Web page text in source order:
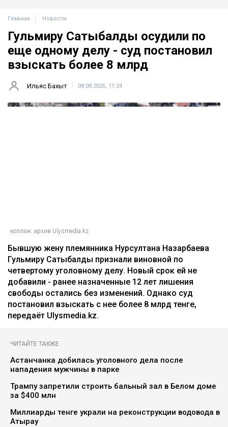
Главная Новости
Гульмиру Сатыбалды осудили по
еще одному делу - суд постановил
взыскать более 8 млрд
Ильяс Бахыт 08.08.2026, 11:24
коллаж: архив Ulysmedia.kz
Бывшую жену племянника Нурсултана Назарбаева
Гульмиру Сатыбалды признали виновной по
четвертому уголовному делу. Новый срок ей не
добавили - ранее назначенные 12 лет лишения
свободы остались без изменений. Однако суд
постановил взыскать с нее более 8 млрд тенге,
передаёт Ulysmedia.kz.
ЧИТАЙТЕ ТАКЖЕ
Астанчанка добилась уголовного дела после
нападения мужчины в парке
Трампу запретили строить бальный зал в Белом доме
за $400 млн
Миллиарды тенге украли на реконструкции водовода в
Атырау